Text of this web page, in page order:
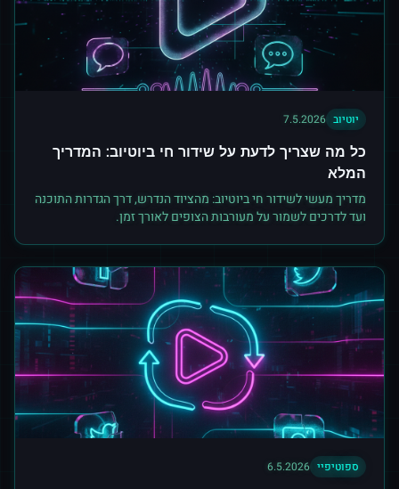
יוטיוב 7.5.2026
כל מה שצריך לדעת על שידור חי ביוטיוב: המדריך
המלא
מדריך מעשי לשידור חי ביוטיוב: מהציוד הנדרש, דרך הגדרות התוכנה
ועד לדרכים לשמור על מעורבות הצופים לאורך זמן.
ספוטיפיי 6.5.2026